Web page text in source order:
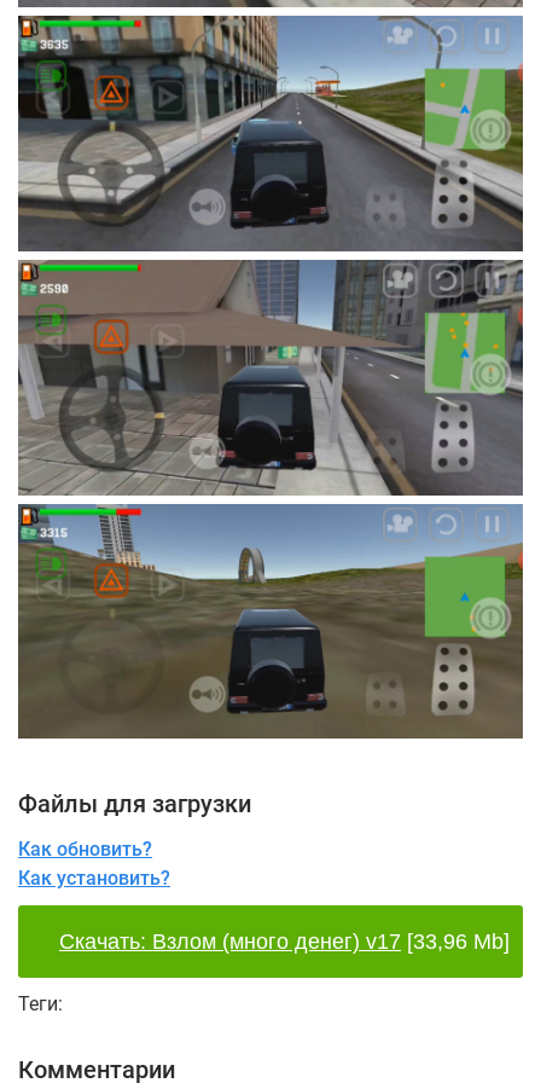
Файлы для загрузки
Как обновить?
Как установить?
Скачать: Взлом (много денег) v17 [33,96 Mb]
Теги:
Комментарии